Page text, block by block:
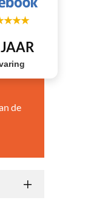
de